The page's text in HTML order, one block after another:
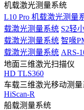
机载激光测量系统
L10 Pro 机载激光测量
载激光测量系统 S2轻
载激光测量系统 智喙
载激光测量系统 ARS-
地面三维激光扫描仪
HD TLS360
车载三维激光移动测
HiScan-R
船载测量系统